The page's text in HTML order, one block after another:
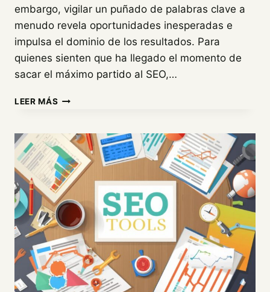
embargo, vigilar un puñado de palabras clave a
menudo revela oportunidades inesperadas e
impulsa el dominio de los resultados. Para
quienes sienten que ha llegado el momento de
sacar el máximo partido al SEO,…
LEER MÁS LAS
HERRAMIENTAS
PARA
RASTREAR
POSICIONES
SEO
2026